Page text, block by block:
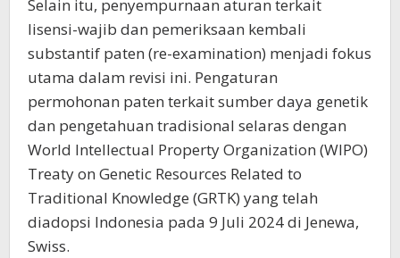
Selain itu, penyempurnaan aturan terkait
lisensi-wajib dan pemeriksaan kembali
substantif paten (re-examination) menjadi fokus
utama dalam revisi ini. Pengaturan
permohonan paten terkait sumber daya genetik
dan pengetahuan tradisional selaras dengan
World Intellectual Property Organization (WIPO)
Treaty on Genetic Resources Related to
Traditional Knowledge (GRTK) yang telah
diadopsi Indonesia pada 9 Juli 2024 di Jenewa,
Swiss.